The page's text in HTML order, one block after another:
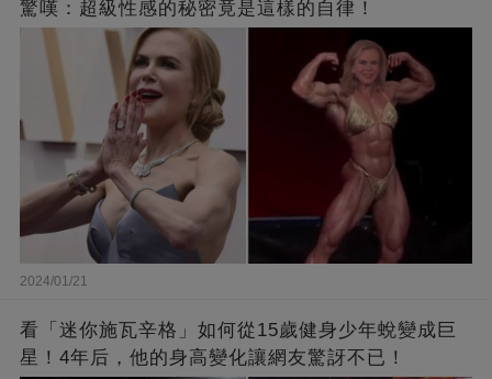
驚嘆：超級性感的秘密竟是這樣的自律！
2024/01/21
看「迷你施瓦辛格」如何從15歲健身少年蛻變成巨
星！4年后，他的身高變化讓網友驚訝不已！